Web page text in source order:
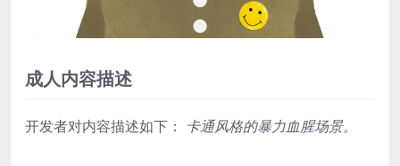
成人内容描述
开发者对内容描述如下： 卡通风格的暴力血腥场景。